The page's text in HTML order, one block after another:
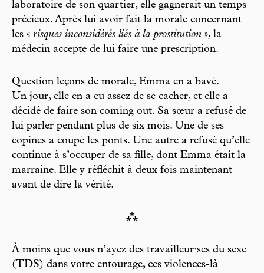
laboratoire de son quartier, elle gagnerait un temps
précieux. Après lui avoir fait la morale concernant
les « risques ­inconsidérés liés à la prostitution », la
médecin accepte de lui faire une prescription.
Question leçons de morale, Emma en a bavé.
Un jour, elle en a eu assez de se cacher, et elle a
décidé de faire son coming out. Sa sœur a refusé de
lui parler pendant plus de six mois. Une de ses
copines a coupé les ponts. Une autre a refusé qu’elle
continue à s’occuper de sa fille, dont Emma était la
marraine. Elle y réfléchit à deux fois maintenant
avant de dire la vérité.
⁂
À moins que vous n’ayez des travailleur·ses du sexe
(TDS) dans votre entourage, ces violences-là